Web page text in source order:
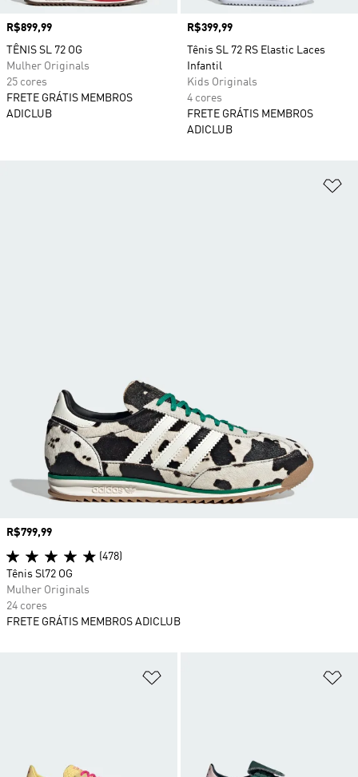
Preço
R$899,99
TÊNIS SL 72 OG
Mulher Originals
25 cores
FRETE GRÁTIS MEMBROS
ADICLUB
Preço
R$399,99
Tênis SL 72 RS Elastic Laces
Infantil
Kids Originals
4 cores
FRETE GRÁTIS MEMBROS
ADICLUB
Preço
R$799,99
(478)
Tênis Sl72 OG
Mulher Originals
24 cores
FRETE GRÁTIS MEMBROS ADICLUB